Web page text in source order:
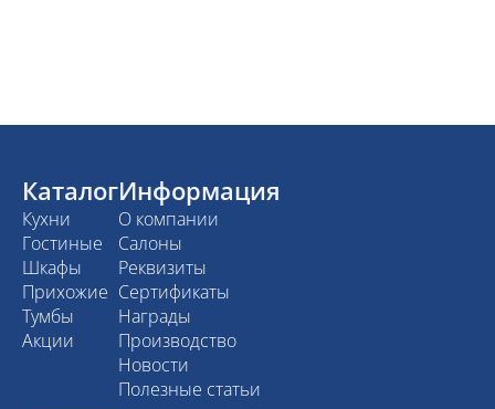
Каталог
Кухни
Гостиные
Шкафы
Прихожие
Тумбы
Акции
Информация
О компании
Салоны
Реквизиты
Сертификаты
Награды
Производство
Новости
Полезные статьи